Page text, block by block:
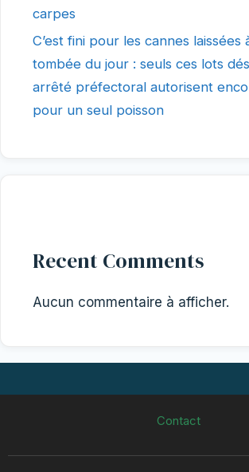
carpes
C’est fini pour les cannes laissées
tombée du jour : seuls ces lots
arrêté préfectoral autorisent
pour un seul poisson
Recent Comments
Aucun commentaire à afficher.
Contact